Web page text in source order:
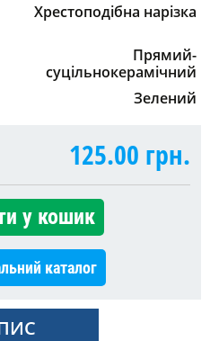
Хрестоподібна нарізка
Прямий-
суцільнокерамічний
Зелений
125.00 грн.
у кошик
каталог